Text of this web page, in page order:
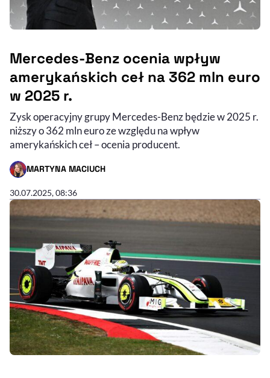
Mercedes-Benz ocenia wpływ
amerykańskich ceł na 362 mln euro
w 2025 r.
Zysk operacyjny grupy Mercedes-Benz będzie w 2025 r.
niższy o 362 mln euro ze względu na wpływ
amerykańskich ceł – ocenia producent.
MARTYNA MACIUCH
- AUTOR ARTYKUŁU - PROFIL
30.07.2025, 08:36